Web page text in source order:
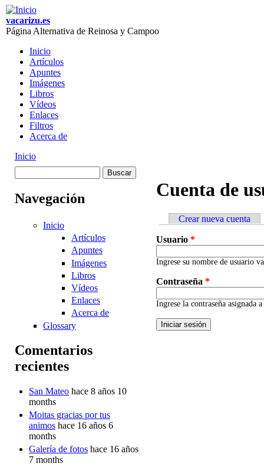
Skip to main content
vacarizu.es
Página Alternativa de Reinosa y Campoo
Main menu
Inicio
Artículos
Apuntes
Imágenes
Libros
Vídeos
Enlaces
Filtros
Acerca de
You are here
Inicio
búsqueda
Navegación
Inicio
Artículos
Apuntes
Imágenes
Libros
Vídeos
Enlaces
Acerca de
Glossary
Comentarios
recientes
San Mateo hace 8 años 10
months
Moitas gracias por tus
animos hace 16 años 6
months
Galería de fotos hace 16 años
7 months
Cuenta de
Primary tabs
Crear nueva cuenta
Usuario *
Ingrese su nombre de usuario
Contraseña *
Ingrese la contraseña asignada